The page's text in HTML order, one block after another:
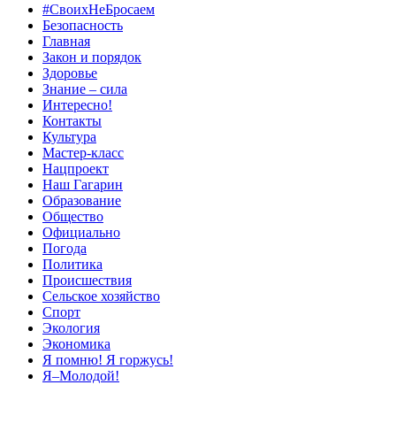
#СвоихНеБросаем
Безопасность
Главная
Закон и порядок
Здоровье
Знание – сила
Интересно!
Контакты
Культура
Мастер-класс
Нацпроект
Наш Гагарин
Образование
Общество
Официально
Погода
Политика
Происшествия
Сельское хозяйство
Спорт
Экология
Экономика
Я помню! Я горжусь!
Я–Молодой!